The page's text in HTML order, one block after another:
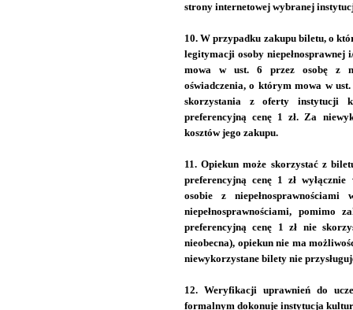
strony internetowej wybranej
10. W przypadku zakupu biletu, o
legitymacji osoby niepełnosprawnej
mowa w ust. 6 przez osobę z
oświadczenia, o którym mowa w
skorzystania z oferty instytucji
preferencyjną cenę 1 zł. Za
kosztów jego zakupu.
11. Opiekun może skorzystać z
preferencyjną cenę 1 zł
osobie z
niepełnosprawnościami,
preferencyjną cenę 1 zł nie
nieobecna), opiekun nie ma
niewykorzystane bilety nie
12. Weryfikacji uprawnień do
formalnym dokonuje instytucja